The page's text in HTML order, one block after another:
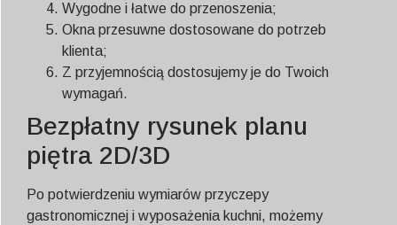
Wygodne i łatwe do przenoszenia;
Okna przesuwne dostosowane do potrzeb
klienta;
Z przyjemnością dostosujemy je do Twoich
wymagań.
Bezpłatny rysunek planu
piętra 2D/3D
Po potwierdzeniu wymiarów przyczepy
gastronomicznej i wyposażenia kuchni, możemy